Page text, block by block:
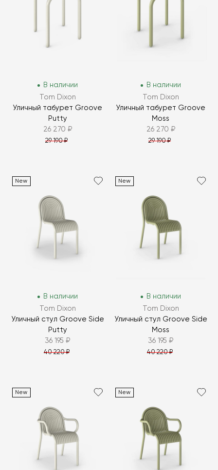
В наличии
Tom Dixon
Уличный табурет Groove
Putty
26 270 ₽
29 190 ₽
В наличии
Tom Dixon
Уличный табурет Groove
Moss
26 270 ₽
29 190 ₽
New
В наличии
Tom Dixon
Уличный стул Groove Side
Putty
36 195 ₽
40 220 ₽
New
В наличии
Tom Dixon
Уличный стул Groove Side
Moss
36 195 ₽
40 220 ₽
New New